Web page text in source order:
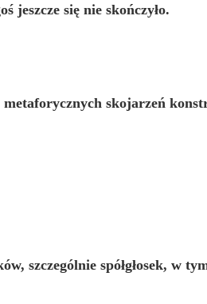
jeszcze się nie skończyło.
skojarzeń
szczególnie spółgłosek, w